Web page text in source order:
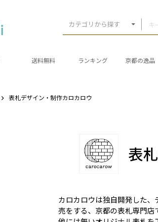
カテゴリから探す
送料無料 ランキング 京都の逸品
表札デザイン・制作カロカロウ
表
カロカロウは独自開発した
売をする、京都の表札専門店